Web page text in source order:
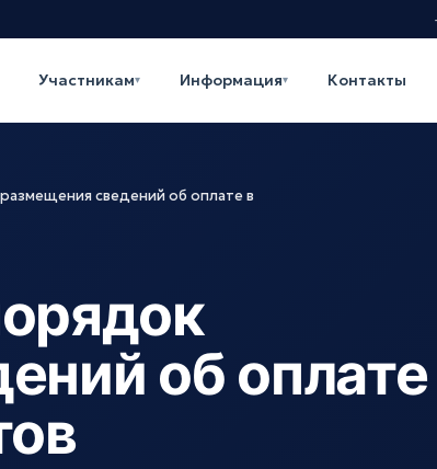
Участникам▾ Информация▾ Контакты
сведений об оплате в
об оплате